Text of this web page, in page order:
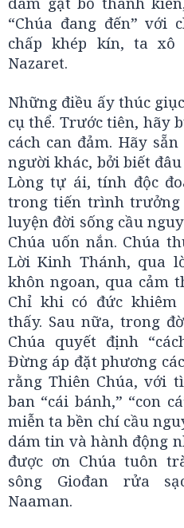
“Chúa đang đến” với
chấp khép kín, ta
Nazaret.
Những điều ấy thúc
cụ thể. Trước tiên, hãy
cách can đảm. Hãy
người khác, bởi biết
Lòng tự ái, tính độc
trong tiến trình trưởng
luyện đời sống cầu
Chúa uốn nắn. Chúa
Lời Kinh Thánh, qua
khôn ngoan, qua cảm
Chỉ khi có đức
thấy. Sau nữa, trong
Chúa quyết định
Đừng áp đặt phương
rằng Thiên Chúa, với
ban “cái bánh,” “con
miễn ta bền chí cầu
dám tin và hành động
được ơn Chúa tuôn
sông Giođan rửa
Naaman.